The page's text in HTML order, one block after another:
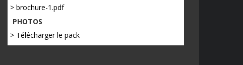
> brochure-1.pdf
PHOTOS
> Télécharger le pack